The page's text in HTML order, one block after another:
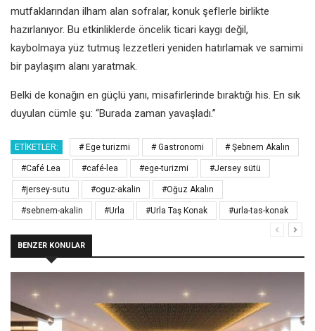
mutfaklarından ilham alan sofralar, konuk şeflerle birlikte
hazırlanıyor. Bu etkinliklerde öncelik ticari kaygı değil,
kaybolmaya yüz tutmuş lezzetleri yeniden hatırlamak ve samimi
bir paylaşım alanı yaratmak.
Belki de konağın en güçlü yanı, misafirlerinde bıraktığı his. En sık
duyulan cümle şu: “Burada zaman yavaşladı.”
ETIKETLER: # Ege turizmi # Gastronomi # Şebnem Akalın
#Café Lea #café-lea #ege-turizmi #Jersey sütü
#jersey-sutu #oguz-akalin #Oğuz Akalın
#sebnem-akalin #Urla #Urla Taş Konak #urla-tas-konak
BENZER KONULAR